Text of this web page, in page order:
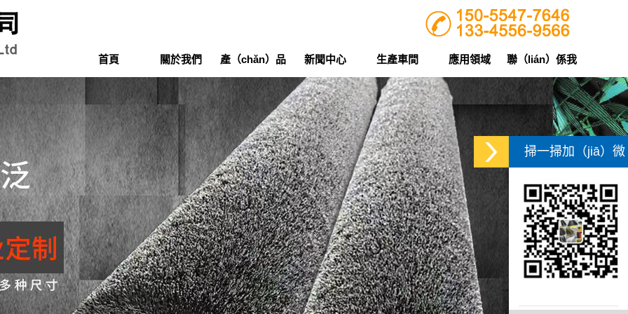
首頁 關於我們 產（chǎn）品
展（zhǎn）示
新聞中心 生產車間 應用領域 聯（lián）係我
（wǒ）們
>
掃一掃加（jiā）微